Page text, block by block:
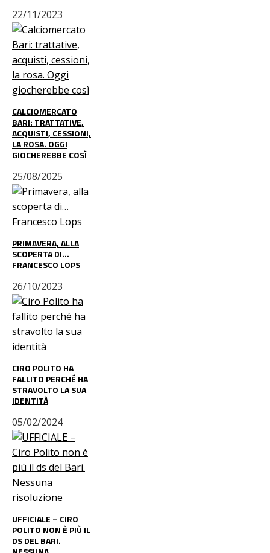
22/11/2023
CALCIOMERCATO
BARI: TRATTATIVE,
ACQUISTI, CESSIONI,
LA ROSA. OGGI
GIOCHEREBBE COSÌ
25/08/2025
PRIMAVERA, ALLA
SCOPERTA DI…
FRANCESCO LOPS
26/10/2023
CIRO POLITO HA
FALLITO PERCHÉ HA
STRAVOLTO LA SUA
IDENTITÀ
05/02/2024
UFFICIALE – CIRO
POLITO NON È PIÙ IL
DS DEL BARI.